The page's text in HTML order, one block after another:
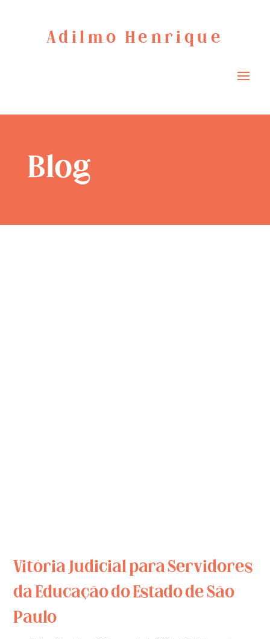
Adilmo Henrique
Blog
Vitória Judicial para Servidores
da Educação do Estado de São
Paulo